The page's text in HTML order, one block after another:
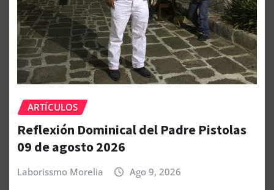
ARTÍCULOS
Reflexión Dominical del Padre Pistolas
09 de agosto 2026
Laborissmo Morelia Ago 9, 2026